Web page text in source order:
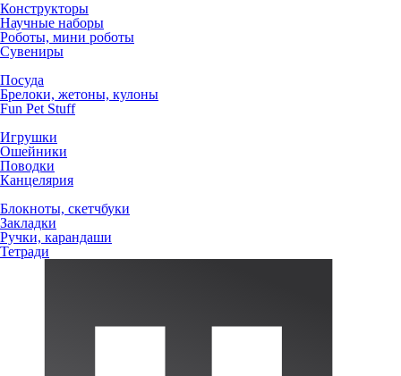
Конструкторы
Научные наборы
Роботы, мини роботы
Сувениры
Посуда
Брелоки, жетоны, кулоны
Fun Pet Stuff
Игрушки
Ошейники
Поводки
Канцелярия
Блокноты, скетчбуки
Закладки
Ручки, карандаши
Тетради